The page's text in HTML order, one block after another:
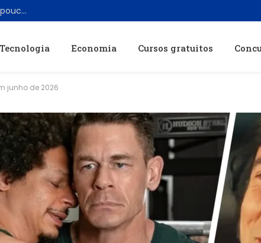
SoftBank doa US$ 50 milhões para biblioteca de Trump pouco antes de acordo para data center federal
Tecnologia Economia Cursos gratuitos
junho de 2026